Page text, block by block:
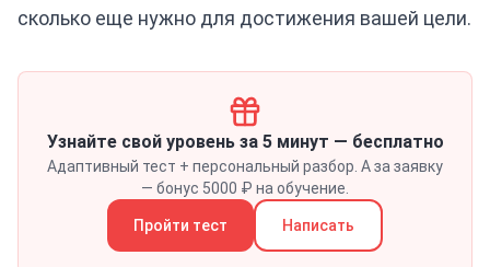
сколько еще нужно для достижения вашей цели.
Узнайте свой уровень за 5 минут — бесплатно
Адаптивный тест + персональный разбор. А за заявку
— бонус 5000 ₽ на обучение.
Пройти тест Написать